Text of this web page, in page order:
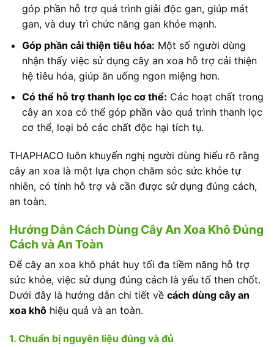
góp phần hỗ trợ quá trình giải độc gan, giúp mát
gan, và duy trì chức năng gan khỏe mạnh.
Góp phần cải thiện tiêu hóa: Một số người dùng
nhận thấy việc sử dụng cây an xoa hỗ trợ cải thiện
hệ tiêu hóa, giúp ăn uống ngon miệng hơn.
Có thể hỗ trợ thanh lọc cơ thể: Các hoạt chất trong
cây an xoa có thể góp phần vào quá trình thanh lọc
cơ thể, loại bỏ các chất độc hại tích tụ.
THAPHACO luôn khuyến nghị người dùng hiểu rõ rằng
cây an xoa là một lựa chọn chăm sóc sức khỏe tự
nhiên, có tính hỗ trợ và cần được sử dụng đúng cách,
an toàn.
Hướng Dẫn Cách Dùng Cây An Xoa Khô Đúng
Cách và An Toàn
Để cây an xoa khô phát huy tối đa tiềm năng hỗ trợ
sức khỏe, việc sử dụng đúng cách là yếu tố then chốt.
Dưới đây là hướng dẫn chi tiết về cách dùng cây an
xoa khô hiệu quả và an toàn.
1. Chuẩn bị nguyên liệu đúng và đủ